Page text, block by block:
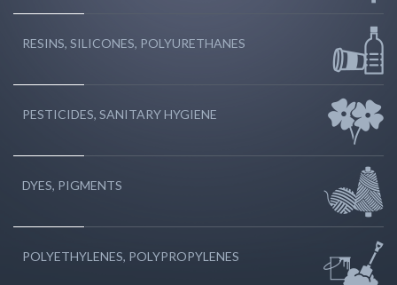
RESINS, SILICONES, POLYURETHANES
PESTICIDES, SANITARY HYGIENE
DYES, PIGMENTS
POLYETHYLENES, POLYPROPYLENES